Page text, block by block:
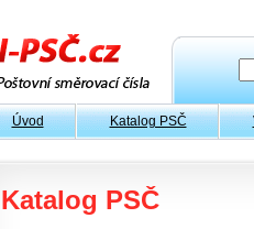
Úvod Katalog PSČ
Katalog PSČ